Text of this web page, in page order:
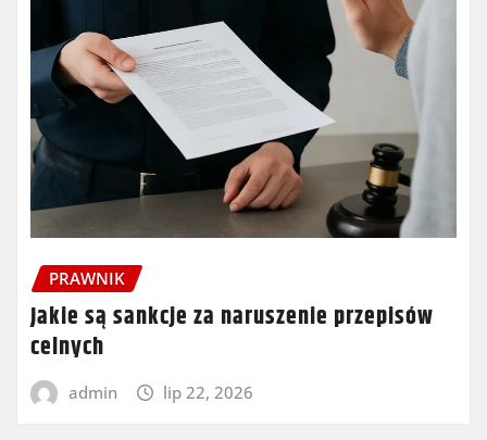
PRAWNIK
Jakie są sankcje za naruszenie przepisów
celnych
admin lip 22, 2026